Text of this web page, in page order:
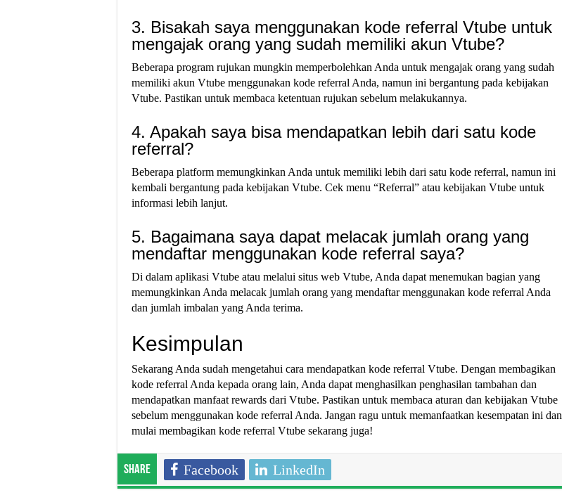
3. Bisakah saya menggunakan kode referral Vtube untuk
mengajak orang yang sudah memiliki akun Vtube?
Beberapa program rujukan mungkin memperbolehkan Anda untuk mengajak orang yang sudah
memiliki akun Vtube menggunakan kode referral Anda, namun ini bergantung pada kebijakan
Vtube. Pastikan untuk membaca ketentuan rujukan sebelum melakukannya.
4. Apakah saya bisa mendapatkan lebih dari satu kode
referral?
Beberapa platform memungkinkan Anda untuk memiliki lebih dari satu kode referral, namun ini
kembali bergantung pada kebijakan Vtube. Cek menu “Referral” atau kebijakan Vtube untuk
informasi lebih lanjut.
5. Bagaimana saya dapat melacak jumlah orang yang
mendaftar menggunakan kode referral saya?
Di dalam aplikasi Vtube atau melalui situs web Vtube, Anda dapat menemukan bagian yang
memungkinkan Anda melacak jumlah orang yang mendaftar menggunakan kode referral Anda
dan jumlah imbalan yang Anda terima.
Kesimpulan
Sekarang Anda sudah mengetahui cara mendapatkan kode referral Vtube. Dengan membagikan
kode referral Anda kepada orang lain, Anda dapat menghasilkan penghasilan tambahan dan
mendapatkan manfaat rewards dari Vtube. Pastikan untuk membaca aturan dan kebijakan Vtube
sebelum menggunakan kode referral Anda. Jangan ragu untuk memanfaatkan kesempatan ini dan
mulai membagikan kode referral Vtube sekarang juga!
Share Facebook LinkedIn